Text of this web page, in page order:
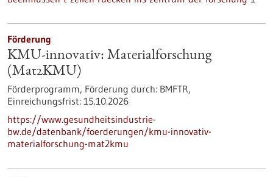
Förderung
KMU-innovativ: Materialforschung
(Mat2KMU)
Förderprogramm, Förderung durch: BMFTR,
Einreichungsfrist: 15.10.2026
https://www.gesundheitsindustrie-
bw.de/datenbank/foerderungen/kmu-innovativ-
materialforschung-mat2kmu